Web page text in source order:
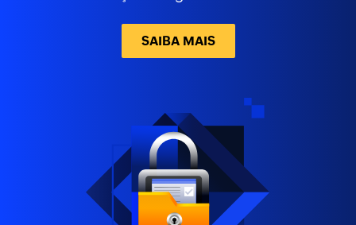
SAIBA MAIS